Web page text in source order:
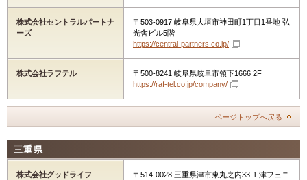
株式会社セントラルパートナ
ーズ
〒503-0917 岐阜県大垣市神田町1丁目1番地 弘
光舎ビル5階
https://central-partners.co.jp/
株式会社ラフテル
〒500-8241 岐阜県岐阜市領下1666 2F
https://raf-tel.co.jp/company/
ページトップへ戻る
三重県
株式会社グッドライフ
〒514-0028 三重県津市東丸之内33-1 津フェニ